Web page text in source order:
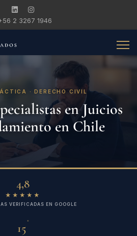
2 3267 1946
· DERECHO CIVIL
en Juicios
en Chile
4,8
★★★★★
VERIFICADAS EN GOOGLE
15
+